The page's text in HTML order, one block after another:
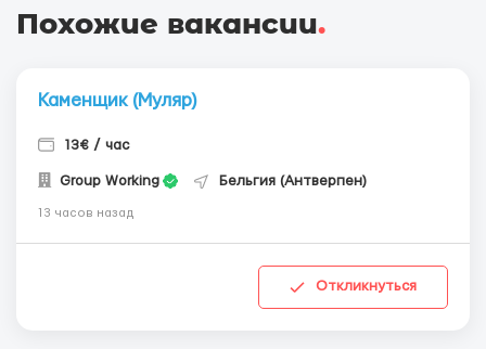
Похожие вакансии.
Каменщик (Муляр)
13€ / час
Group Working Бельгия (Антверпен)
13 часов назад
Откликнуться